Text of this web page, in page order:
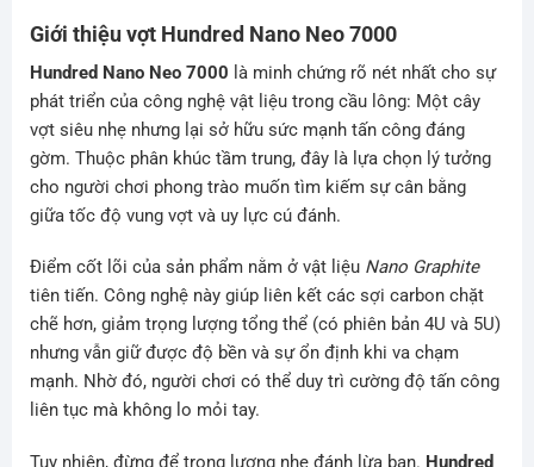
Giới thiệu vợt Hundred Nano Neo 7000
Hundred Nano Neo 7000 là minh chứng rõ nét nhất cho sự
phát triển của công nghệ vật liệu trong cầu lông: Một cây
vợt siêu nhẹ nhưng lại sở hữu sức mạnh tấn công đáng
gờm. Thuộc phân khúc tầm trung, đây là lựa chọn lý tưởng
cho người chơi phong trào muốn tìm kiếm sự cân bằng
giữa tốc độ vung vợt và uy lực cú đánh.
Điểm cốt lõi của sản phẩm nằm ở vật liệu Nano Graphite
tiên tiến. Công nghệ này giúp liên kết các sợi carbon chặt
chẽ hơn, giảm trọng lượng tổng thể (có phiên bản 4U và 5U)
nhưng vẫn giữ được độ bền và sự ổn định khi va chạm
mạnh. Nhờ đó, người chơi có thể duy trì cường độ tấn công
liên tục mà không lo mỏi tay.
Tuy nhiên, đừng để trọng lượng nhẹ đánh lừa bạn. Hundred